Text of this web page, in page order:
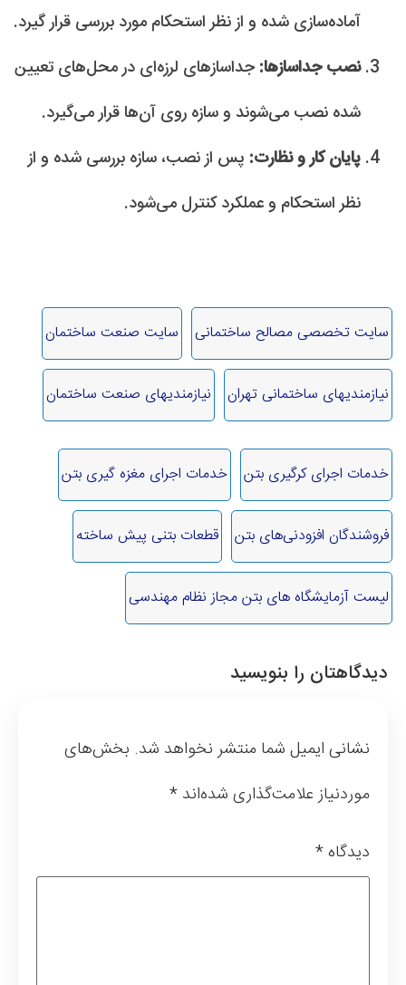
آماده‌سازی شده و از نظر استحکام مورد بررسی قرار گیرد.
نصب جداسازها: جداسازهای لرزه‌ای در محل‌های تعیین
شده نصب می‌شوند و سازه روی آن‌ها قرار می‌گیرد.
پایان کار و نظارت: پس از نصب، سازه بررسی شده و از
نظر استحکام و عملکرد کنترل می‌شود.
سایت تخصصی مصالح ساختمانی سایت صنعت ساختمان
نیازمندیهای ساختمانی تهران نیازمندیهای صنعت ساختمان
خدمات اجرای کرگیری بتن خدمات اجرای مغزه گیری بتن
فروشندگان افزودنی‌های بتن قطعات بتنی پیش ساخته
لیست آزمایشگاه های بتن مجاز نظام مهندسی
دیدگاهتان را بنویسید
نشانی ایمیل شما منتشر نخواهد شد. بخش‌های
موردنیاز علامت‌گذاری شده‌اند *
دیدگاه*